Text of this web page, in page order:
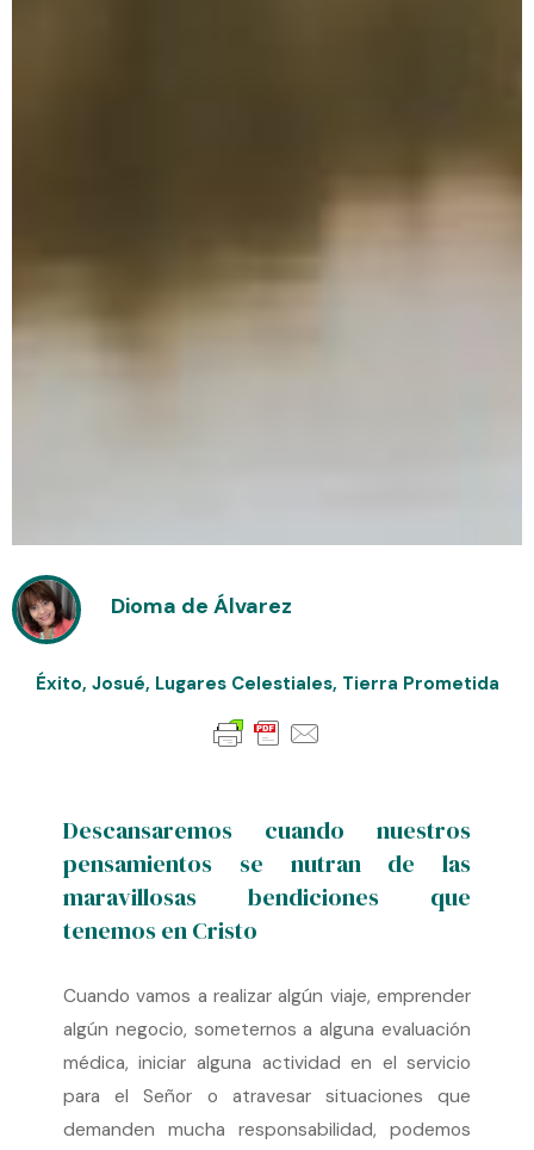
Dioma de Álvarez
Éxito, Josué, Lugares Celestiales, Tierra Prometida
Descansaremos cuando nuestros
pensamientos se nutran de las
maravillosas bendiciones que
tenemos en Cristo
Cuando vamos a realizar algún viaje, emprender
algún negocio, someternos a alguna evaluación
médica, iniciar alguna actividad en el servicio
para el Señor o atravesar situaciones que
demanden mucha responsabilidad, podemos